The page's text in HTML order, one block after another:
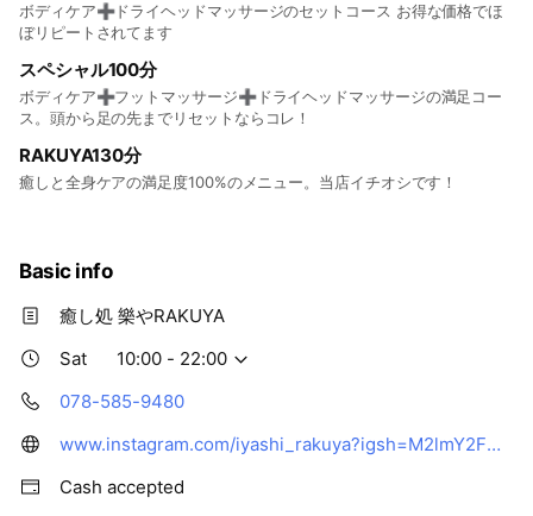
ボディケア➕ドライヘッドマッサージのセットコース お得な価格でほ
ぼリピートされてます
スペシャル100分
ボディケア➕フットマッサージ➕ドライヘッドマッサージの満足コー
ス。頭から足の先までリセットならコレ！
RAKUYA130分
癒しと全身ケアの満足度100%のメニュー。当店イチオシです！
Basic info
癒し処 樂やRAKUYA
Sat
10:00 - 22:00
078-585-9480
www.instagram.com/iyashi_rakuya?igsh=M2lmY2FwNDNvbHhs&utm_source=qr
Cash accepted